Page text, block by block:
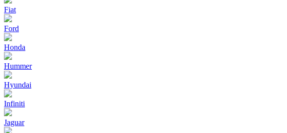
Fiat
Ford
Honda
Hummer
Hyundai
Infiniti
Jaguar